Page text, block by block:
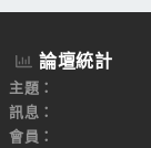
論壇統計
主題
訊息
會員